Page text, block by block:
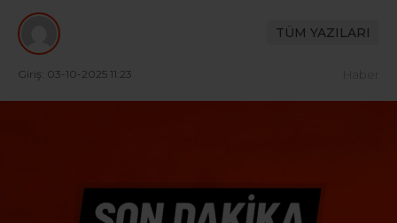
TÜM YAZILARI
Giriş: 03-10-2025 11:23 Haber